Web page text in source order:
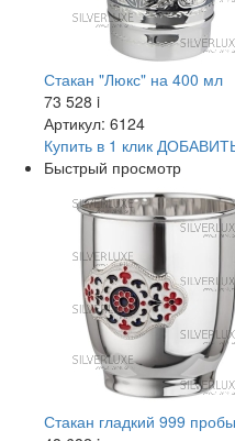
Стакан "Люкс" на 400 мл
73 528 i
Артикул: 6124
Купить в 1 клик
Быстрый просмотр
Стакан гладкий 999